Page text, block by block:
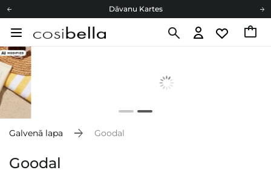
Dāvanu Kartes
Cosibella lojalitātes programma
Galvenā lapa Goodal
Goodal